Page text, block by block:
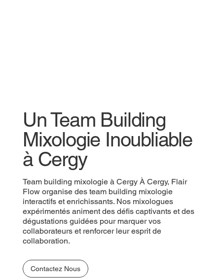
Un Team Building
Mixologie Inoubliable
à Cergy
Team building mixologie à Cergy À Cergy, Flair
Flow organise des team building mixologie
interactifs et enrichissants. Nos mixologues
expérimentés animent des défis captivants et des
dégustations guidées pour marquer vos
collaborateurs et renforcer leur esprit de
collaboration.
Contactez Nous